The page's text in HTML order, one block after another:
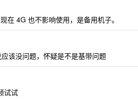
在 4G 也不影响使用，是备用机子。
该没问题，怀疑是不是基带问题
试试